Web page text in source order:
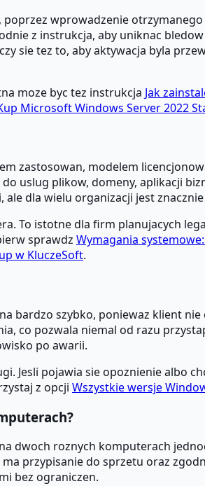
wprowadzenie
z instrukcja, aby uniknac
sie tez to, aby aktywacja byla
moze byc tez instrukcja Jak
Microsoft Windows Server 2022
zastosowan, modelem
uslug plikow, domeny, aplikacji
dla wielu organizacji jest
To istotne dla firm planujacych
sprawdz Wymagania
w KluczeSoft.
bardzo szybko, poniewaz klient
co pozwala niemal od razu
po awarii.
Jesli pojawia sie opoznienie albo
z opcji Wszystkie wersje
dwoch roznych komputerach
przypisanie do sprzetu oraz
bez ograniczen.